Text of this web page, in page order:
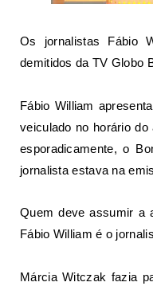
Os jornalistas Fábio
demitidos da TV Globo
Fábio William
veiculado no horário
esporadicamente, o
jornalista estava na
Quem deve assumir a
Fábio William é o
Márcia Witczak fazia